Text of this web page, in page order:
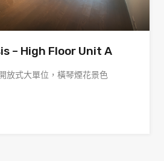
– High Floor Unit A
放式大單位，橫琴煙花景色